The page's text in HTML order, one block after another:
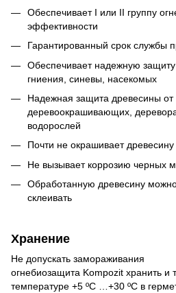
Обеспечивает I или II группу
эффективности
Гарантированный срок службы
Обеспечивает надежную защиту
гниения, синевы, насекомых
Надежная защита древесины от
деревоокрашивающих,
водорослей
Почти не окрашивает древесину
Не вызывает коррозию черных
Обработанную древесину можно
склеивать
Хранение
Не допускать замораживания
огнебиозащита Kompozit хранить и
температуре +5 ºС …+30 ºС в